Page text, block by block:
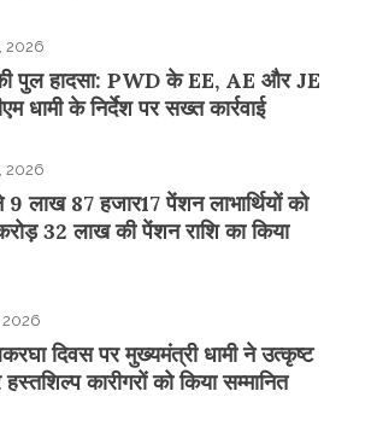
2026
पुल हादसा: PWD के EE, AE और JE
धामी के निर्देश पर सख्त कार्रवाई
2026
9 लाख 87 हजार17 पेंशन लाभार्थियों को
32 लाख की पेंशन राशि का किया
2026
दिवस पर मुख्यमंत्री धामी ने उत्कृष्ट
कारीगरों को किया सम्मानित